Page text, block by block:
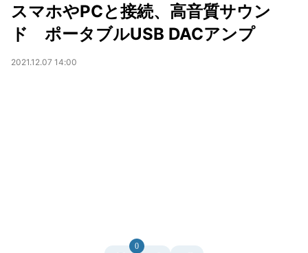
スマホやPCと接続、高音質サウン
ド ポータブルUSB DACアンプ
2021.12.07 14:00
0